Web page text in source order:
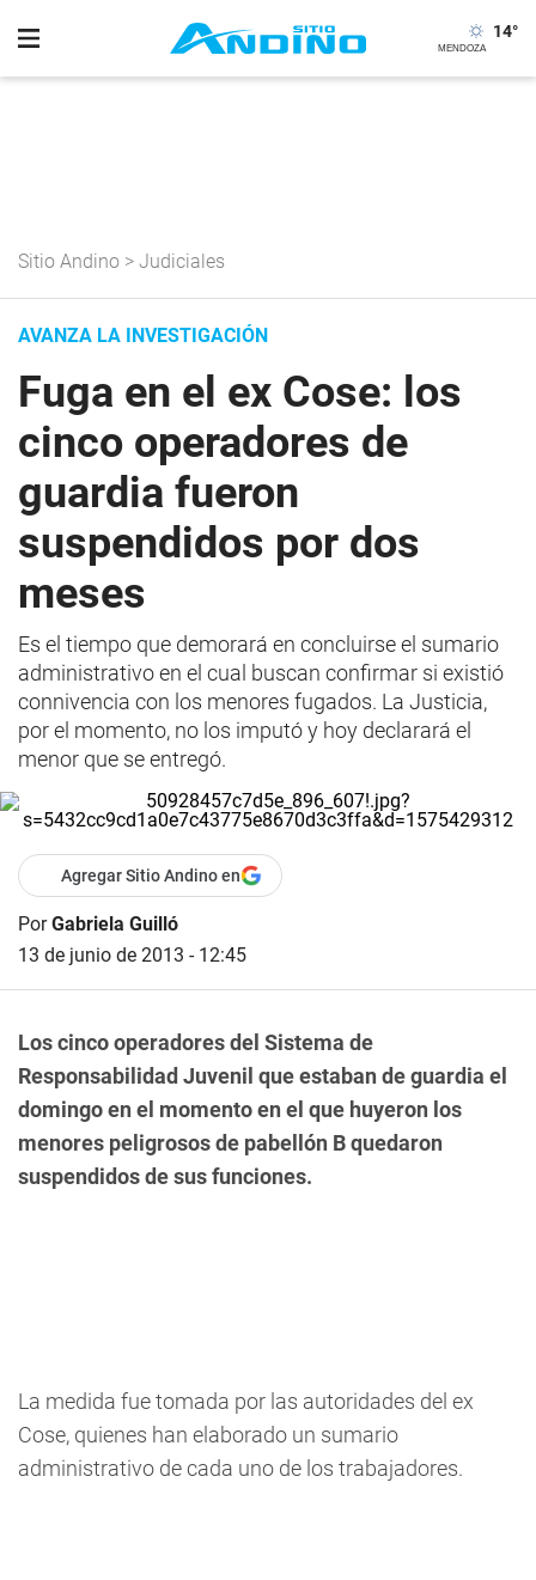
14°
Sitio Andino > Judiciales
AVANZA LA INVESTIGACIÓN
Fuga en el ex Cose: los
cinco operadores de
guardia fueron
suspendidos por dos
meses
Es el tiempo que demorará en concluirse el sumario
administrativo en el cual buscan confirmar si existió
connivencia con los menores fugados. La Justicia,
por el momento, no los imputó y hoy declarará el
menor que se entregó.
Agregar Sitio Andino en
PorGabriela Guilló
13 de junio de 2013 - 12:45
Los cinco operadores del Sistema de
Responsabilidad Juvenil que estaban de guardia el
domingo en el momento en el que huyeron los
menores peligrosos de pabellón B quedaron
suspendidos de sus funciones.
La medida fue tomada por las autoridades del ex
Cose, quienes han elaborado un sumario
administrativo de cada uno de los trabajadores.